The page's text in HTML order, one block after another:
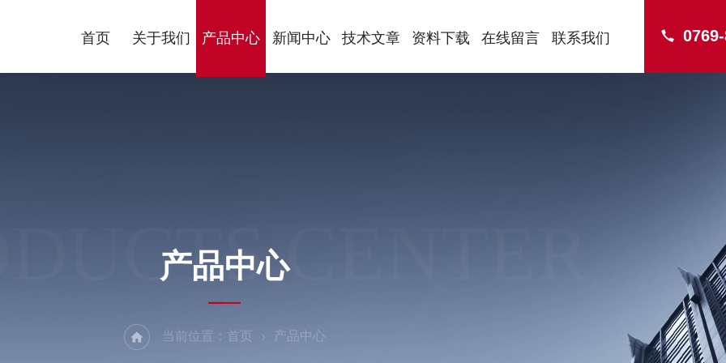
首页 关于我们 产品中心 新闻中心 技术文章 资料下载 在线留言 联系我们
CENTER
产品中心
当前位置： 首页 产品中心